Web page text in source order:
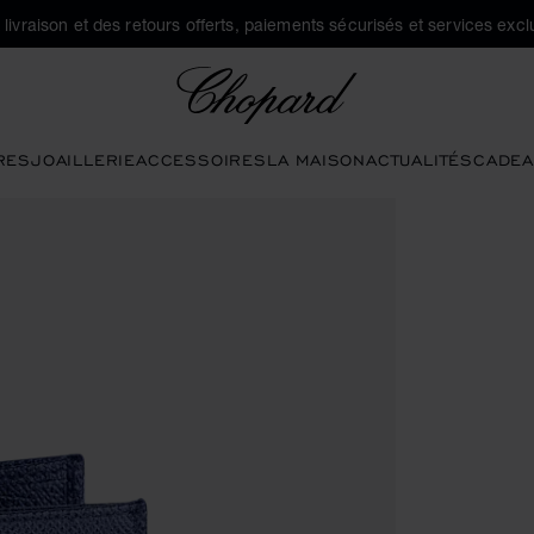
livraison et des retours offerts, paiements sécurisés et services
JOAILLERIEACCESSOIRESLA MAISONACTUALITÉS